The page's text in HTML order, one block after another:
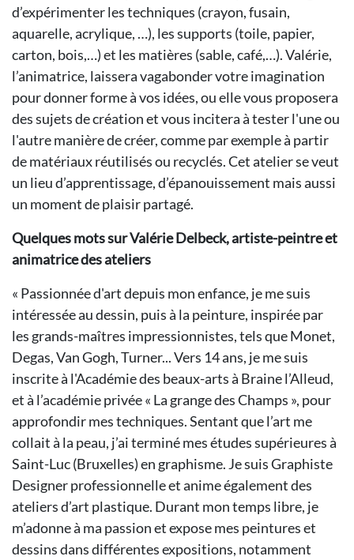
d’expérimenter les techniques (crayon, fusain,
aquarelle, acrylique, …), les supports (toile, papier,
carton, bois,…) et les matières (sable, café,…). Valérie,
l’animatrice, laissera vagabonder votre imagination
pour donner forme à vos idées, ou elle vous proposera
des sujets de création et vous incitera à tester l'une ou
l'autre manière de créer, comme par exemple à partir
de matériaux réutilisés ou recyclés. Cet atelier se veut
un lieu d’apprentissage, d’épanouissement mais aussi
un moment de plaisir partagé.
Quelques mots sur Valérie Delbeck, artiste-peintre et
animatrice des ateliers
« Passionnée d'art depuis mon enfance, je me suis
intéressée au dessin, puis à la peinture, inspirée par
les grands-maîtres impressionnistes, tels que Monet,
Degas, Van Gogh, Turner... Vers 14 ans, je me suis
inscrite à l'Académie des beaux-arts à Braine l’Alleud,
et à l’académie privée « La grange des Champs », pour
approfondir mes techniques. Sentant que l’art me
collait à la peau, j’ai terminé mes études supérieures à
Saint-Luc (Bruxelles) en graphisme. Je suis Graphiste
Designer professionnelle et anime également des
ateliers d’art plastique. Durant mon temps libre, je
m’adonne à ma passion et expose mes peintures et
dessins dans différentes expositions, notamment